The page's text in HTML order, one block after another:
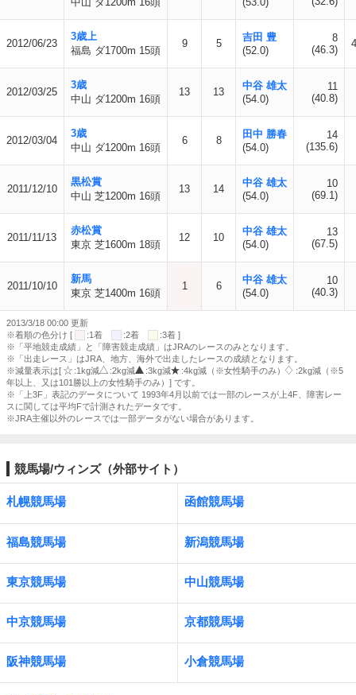
2012/06/23
3歳上
福島 ダ1700m 15頭
9 5
吉田 豊
(52.0)
8
(46.3)
2012/03/25
3歳
中山 ダ1200m 16頭
13 13
中谷 雄太
(54.0)
11
(40.8)
2012/03/04
3歳
中山 ダ1200m 16頭
6 8
田中 勝春
(54.0)
14
(135.6)
2011/12/10
黒松賞
中山 芝1200m 16頭
13 14
中谷 雄太
(54.0)
10
(69.1)
2011/11/13
赤松賞
東京 芝1600m 18頭
12 10
中谷 雄太
(54.0)
13
(67.5)
2011/10/10
新馬
東京 芝1400m 16頭
1 6
中谷 雄太
(54.0)
10
(40.3)
2013/3/18 00:00 更新
※着順の色分け [
:1着 :2着
:3着 ]
※「平地競走成績」と「障害競走成績」はJRAのレースのみとなります。
※「出走レース」はJRA、地方、海外で出走したレースの成績となります。
※減量表示は[
:1kg減 :2kg減 :3kg減 :4kg減（※女性騎手のみ）
:2kg減（※5
年以上、又は101勝以上の女性騎手のみ）] です。
※「上3F」表記のデータについて 1993年4月以前では一部のレースが上4F、障害レー
スに関しては平均Fで計測されたデータです。
※JRA主催以外のレースでは一部データがない場合があります。
競馬場/ウィンズ（外部サイト）
札幌競馬場 函館競馬場
福島競馬場 新潟競馬場
東京競馬場 中山競馬場
中京競馬場 京都競馬場
阪神競馬場 小倉競馬場